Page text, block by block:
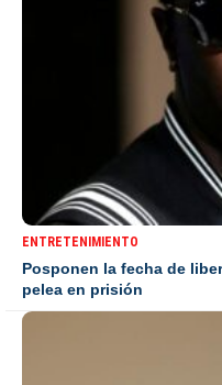
ENTRETENIMIENTO
Posponen la fecha de
pelea en prisión